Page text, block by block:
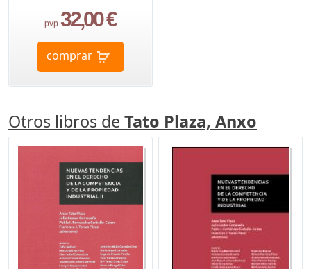
pvp.32,00 €
comprar
Otros libros de Tato Plaza, Anxo